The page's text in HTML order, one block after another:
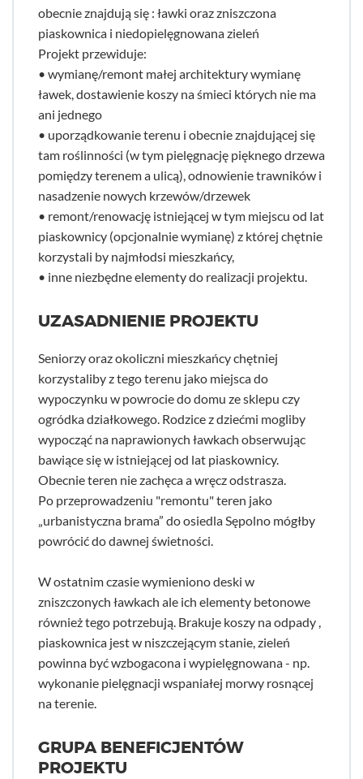
obecnie znajdują się : ławki oraz zniszczona
piaskownica i niedopielęgnowana zieleń
Projekt przewiduje:
• wymianę/remont małej architektury wymianę
ławek, dostawienie koszy na śmieci których nie ma
ani jednego
• uporządkowanie terenu i obecnie znajdującej się
tam roślinności (w tym pielęgnację pięknego drzewa
pomiędzy terenem a ulicą), odnowienie trawników i
nasadzenie nowych krzewów/drzewek
• remont/renowację istniejącej w tym miejscu od lat
piaskownicy (opcjonalnie wymianę) z której chętnie
korzystali by najmłodsi mieszkańcy,
• inne niezbędne elementy do realizacji projektu.
UZASADNIENIE PROJEKTU
Seniorzy oraz okoliczni mieszkańcy chętniej
korzystaliby z tego terenu jako miejsca do
wypoczynku w powrocie do domu ze sklepu czy
ogródka działkowego. Rodzice z dziećmi mogliby
wypocząć na naprawionych ławkach obserwując
bawiące się w istniejącej od lat piaskownicy.
Obecnie teren nie zachęca a wręcz odstrasza.
Po przeprowadzeniu "remontu" teren jako
„urbanistyczna brama” do osiedla Sępolno mógłby
powrócić do dawnej świetności.
W ostatnim czasie wymieniono deski w
zniszczonych ławkach ale ich elementy betonowe
również tego potrzebują. Brakuje koszy na odpady ,
piaskownica jest w niszczejącym stanie, zieleń
powinna być wzbogacona i wypielęgnowana - np.
wykonanie pielęgnacji wspaniałej morwy rosnącej
na terenie.
GRUPA BENEFICJENTÓW
PROJEKTU